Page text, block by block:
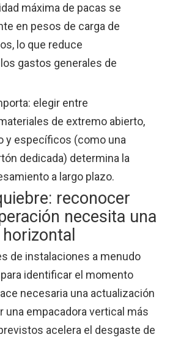
máxima de pacas se
en pesos de carga de
lo que reduce
gastos generales de
elegir entre
de extremo abierto,
y específicos (como una
dedicada) determina la
a largo plazo.
reconocer
necesita una
de instalaciones a menudo
identificar el momento
necesaria una actualización
una empacadora vertical más
acelera el desgaste de